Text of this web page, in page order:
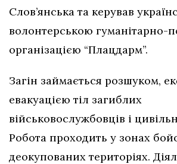
Слов’янська та керував
волонтерською гуманітарно-
організацією “Плацдарм”.
Загін займається розшуком,
евакуацією тіл загиблих
військовослужбовців і
Робота проходить у зонах
деокупованих територіях.